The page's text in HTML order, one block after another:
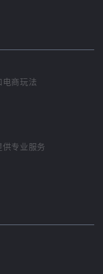
电商玩法
专业服务